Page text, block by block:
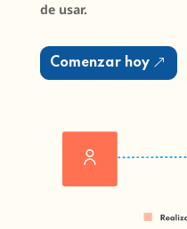
de usar.
Comenzar hoy